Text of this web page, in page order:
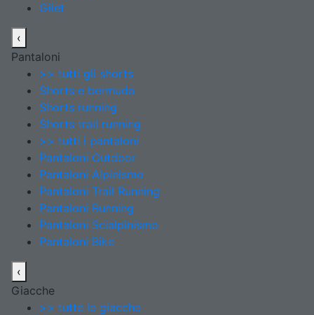
Gilet
‹
Pantaloni
>> tutti gli shorts
Shorts e bermuda
Shorts running
Shorts trail running
>> tutti i pantaloni
Pantaloni Outdoor
Pantaloni Alpinismo
Pantaloni Trail Running
Pantaloni Running
Pantaloni Scialpinismo
Pantaloni Bike
‹
Giacche
>> tutte le giacche